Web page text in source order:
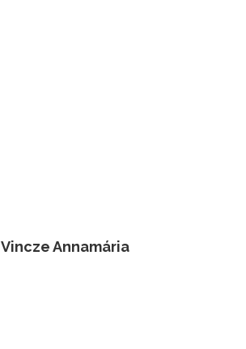
Vincze Annamária